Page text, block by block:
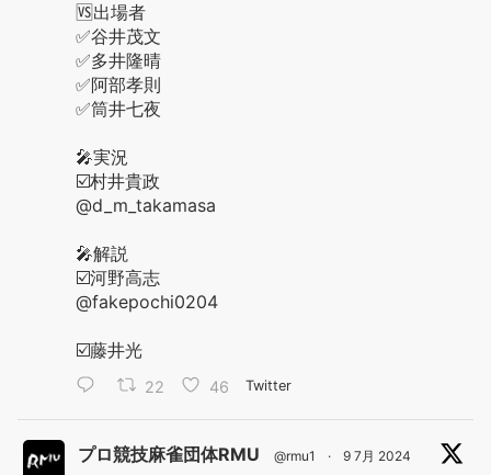
🆚出場者
✅谷井茂文
✅多井隆晴
✅阿部孝則
✅筒井七夜
🎤実況
☑️村井貴政
@d_m_takamasa
🎤解説
☑️河野高志
@fakepochi0204
☑️藤井光
22 46 Twitter
プロ競技麻雀団体RMU @rmu1 · 9 7月 2024